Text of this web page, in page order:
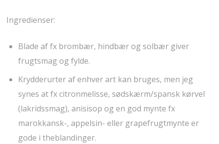
Ingredienser:
Blade af fx brombær, hindbær og solbær giver
frugtsmag og fylde.
Krydderurter af enhver art kan bruges, men jeg
synes at fx citronmelisse, sødskærm/spansk kørvel
(lakridssmag), anisisop og en god mynte fx
marokkansk-, appelsin- eller grapefrugtmynte er
gode i theblandinger.